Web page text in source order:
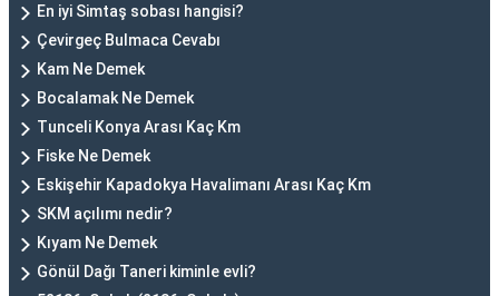
En iyi Simtaş sobası hangisi?
Çevirgeç Bulmaca Cevabı
Kam Ne Demek
Bocalamak Ne Demek
Tunceli Konya Arası Kaç Km
Fiske Ne Demek
Eskişehir Kapadokya Havalimanı Arası Kaç Km
SKM açılımı nedir?
Kıyam Ne Demek
Gönül Dağı Taneri kiminle evli?